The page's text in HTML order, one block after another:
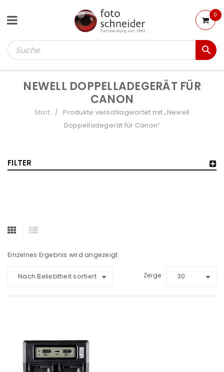
0
NEWELL DOPPELLADEGERÄT FÜR
CANON
Start /
Produkte verschlagwortet mit „Newell
Doppelladegerät für Canon“
FILTER
Einzelnes Ergebnis wird angezeigt
Nach Beliebtheit sortiert Zeige 30